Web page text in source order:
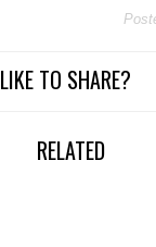
LIKE TO SHARE?
RELATED